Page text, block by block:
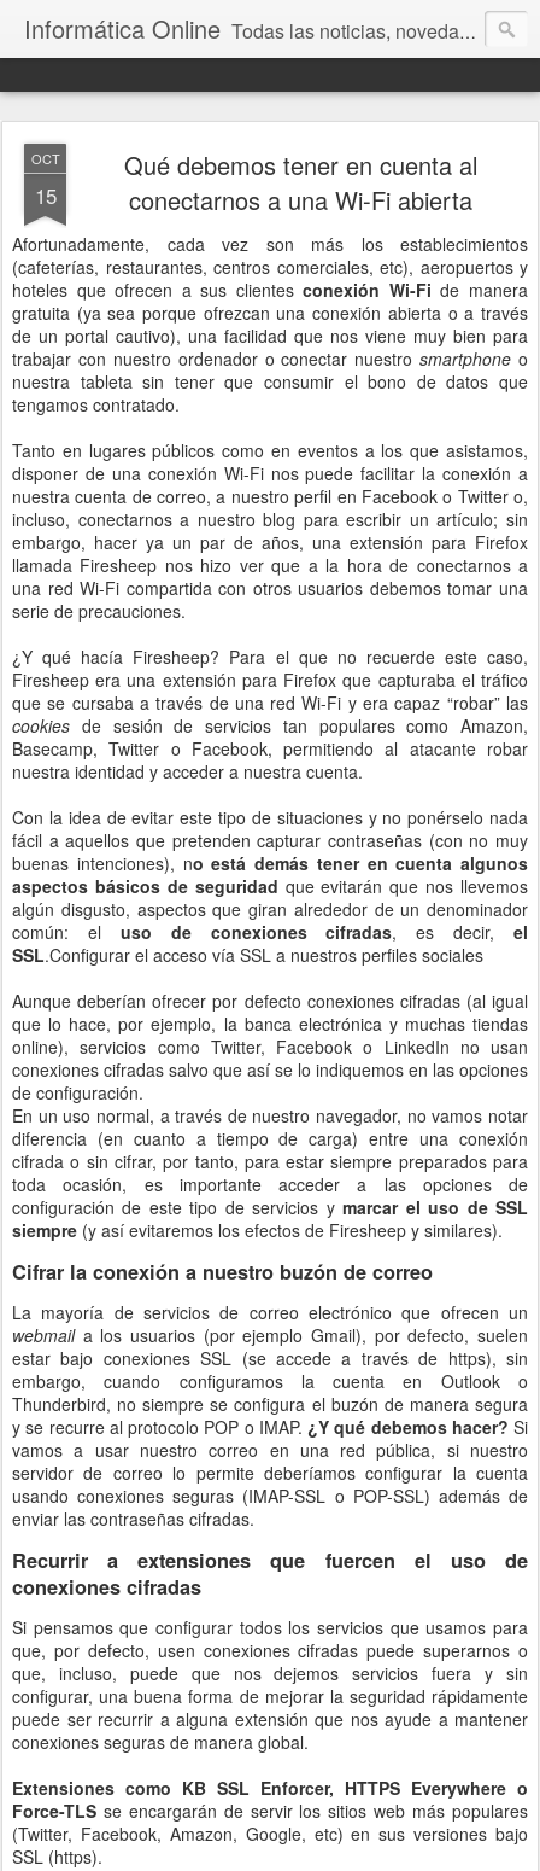
Informática Online Todas las noticias, novedades y la actualidad de la tecnología y la informática
OCT
15
Qué debemos tener en cuenta al
conectarnos a una Wi-Fi abierta
Afortunadamente, cada vez son más los establecimientos
(cafeterías, restaurantes, centros comerciales, etc), aeropuertos y
hoteles que ofrecen a sus clientesconexión Wi-Fi de manera
gratuita (ya sea porque ofrezcan una conexión abierta o a través
de un portal cautivo), una facilidad que nos viene muy bien para
trabajar con nuestro ordenador o conectar nuestrosmartphone o
nuestra tableta sin tener que consumir el bono de datos que
tengamos contratado.
Tanto en lugares públicos como en eventos a los que asistamos,
disponer de una conexión Wi-Fi nos puede facilitar la conexión a
nuestra cuenta de correo, a nuestro perfil en Facebook o Twitter o,
incluso, conectarnos a nuestro blog para escribir un artículo; sin
embargo, hacer ya un par de años, una extensión para Firefox
llamada Firesheep nos hizo ver que a la hora de conectarnos a
una red Wi-Fi compartida con otros usuarios debemos tomar una
serie de precauciones.
¿Y qué hacía Firesheep? Para el que no recuerde este caso,
Firesheep era una extensión para Firefox que capturaba el tráfico
que se cursaba a través de una red Wi-Fi y era capaz “robar” las
cookies de sesión de servicios tan populares como Amazon,
Basecamp, Twitter o Facebook, permitiendo al atacante robar
nuestra identidad y acceder a nuestra cuenta.
Con la idea de evitar este tipo de situaciones y no ponérselo nada
fácil a aquellos que pretenden capturar contraseñas (con no muy
buenas intenciones), no está demás tener en cuenta algunos
aspectos básicos de seguridad que evitarán que nos llevemos
algún disgusto, aspectos que giran alrededor de un denominador
común: el uso de conexiones cifradas, es decir, el
SSL.Configurar el acceso vía SSL a nuestros perfiles sociales
Aunque deberían ofrecer por defecto conexiones cifradas (al igual
que lo hace, por ejemplo, la banca electrónica y muchas tiendas
online), servicios como Twitter, Facebook o LinkedIn no usan
conexiones cifradas salvo que así se lo indiquemos en las opciones
de configuración.
En un uso normal, a través de nuestro navegador, no vamos notar
diferencia (en cuanto a tiempo de carga) entre una conexión
cifrada o sin cifrar, por tanto, para estar siempre preparados para
toda ocasión, es importante acceder a las opciones de
configuración de este tipo de servicios ymarcar el uso de SSL
siempre (y así evitaremos los efectos de Firesheep y similares).
Cifrar la conexión a nuestro buzón de correo
La mayoría de servicios de correo electrónico que ofrecen un
webmaila los usuarios (por ejemplo Gmail), por defecto, suelen
estar bajo conexiones SSL (se accede a través de https), sin
embargo, cuando configuramos la cuenta en Outlook o
Thunderbird, no siempre se configura el buzón de manera segura
y se recurre al protocolo POP o IMAP. ¿Y qué debemos hacer? Si
vamos a usar nuestro correo en una red pública, si nuestro
servidor de correo lo permite deberíamos configurar la cuenta
usando conexiones seguras (IMAP-SSL o POP-SSL) además de
enviar las contraseñas cifradas.
Recurrir a extensiones que fuercen el uso de
conexiones cifradas
Si pensamos que configurar todos los servicios que usamos para
que, por defecto, usen conexiones cifradas puede superarnos o
que, incluso, puede que nos dejemos servicios fuera y sin
configurar, una buena forma de mejorar la seguridad rápidamente
puede ser recurrir a alguna extensión que nos ayude a mantener
conexiones seguras de manera global.
Extensiones como KB SSL Enforcer, HTTPS Everywhere o
Force-TLS se encargarán de servir los sitios web más populares
(Twitter, Facebook, Amazon, Google, etc) en sus versiones bajo
SSL (https).